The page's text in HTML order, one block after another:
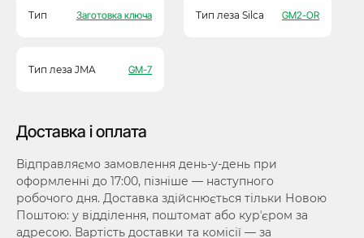
Тип Заготовка ключа Тип леза Silca GM2-OR
Тип леза JMA GM-7
Доставка і оплата
Відправляємо замовлення день-у-день при
оформленні до 17:00, пізніше — наступного
робочого дня. Доставка здійснюється тільки Новою
Поштою: у відділення, поштомат або курʼєром за
адресою. Вартість доставки та комісії — за